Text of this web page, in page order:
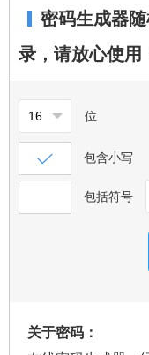
密码生成器
录，请放心使用
位
包含小写
包括符号
关于密码：